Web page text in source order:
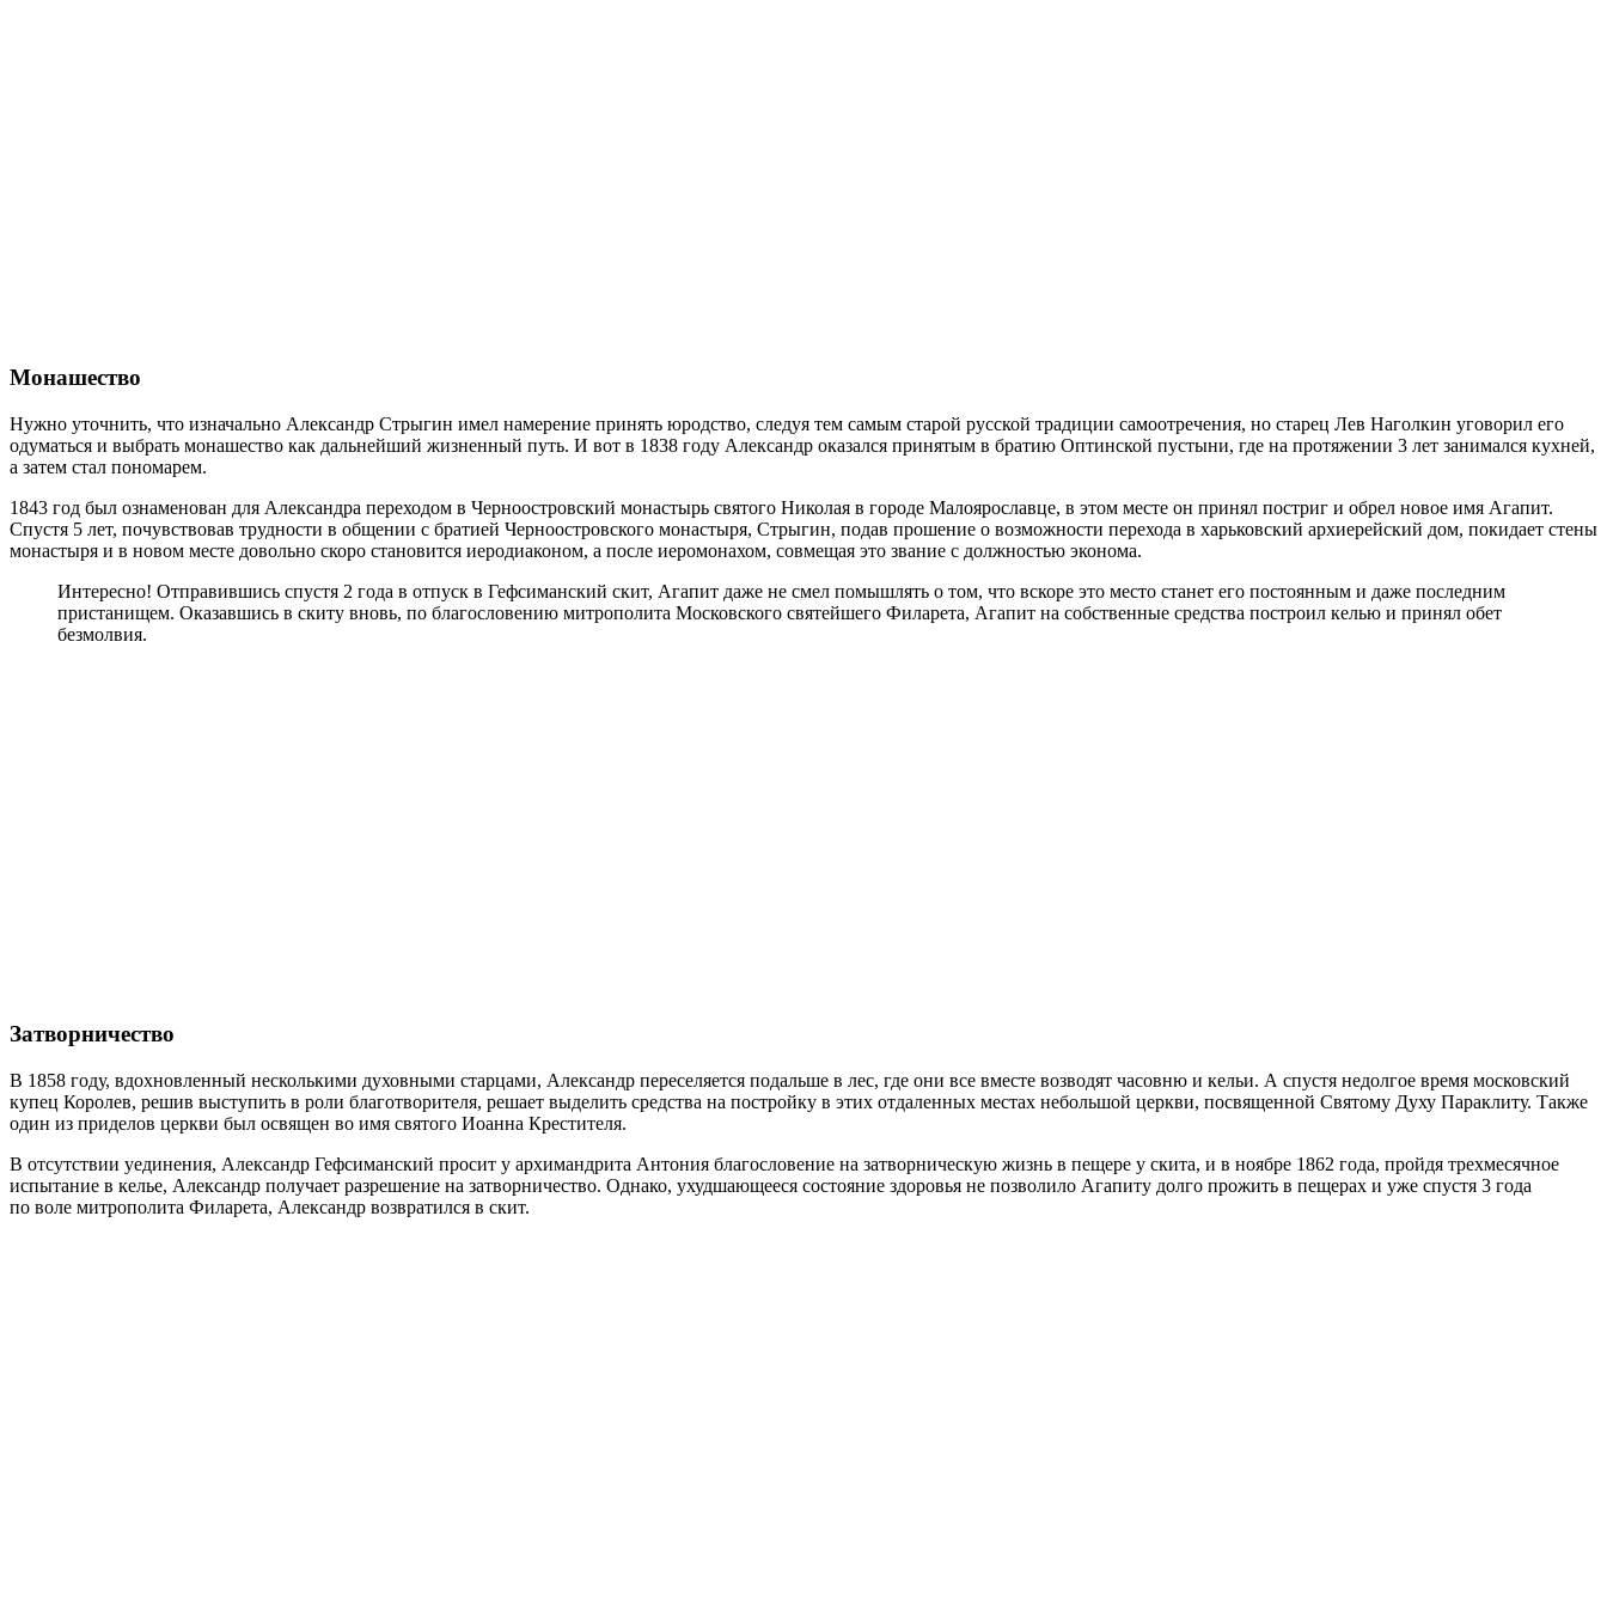
Монашество
Нужно уточнить, что изначально Александр Стрыгин имел намерение принять юродство, следуя тем самым старой русской традиции самоотречения, но старец Лев Наголкин уговорил его
одуматься и выбрать монашество как дальнейший жизненный путь. И вот в 1838 году Александр оказался принятым в братию Оптинской пустыни, где на протяжении 3 лет занимался кухней,
а затем стал пономарем.
1843 год был ознаменован для Александра переходом в Черноостровский монастырь святого Николая в городе Малоярославце, в этом месте он принял постриг и обрел новое имя Агапит.
Спустя 5 лет, почувствовав трудности в общении с братией Черноостровского монастыря, Стрыгин, подав прошение о возможности перехода в харьковский архиерейский дом, покидает стены
монастыря и в новом месте довольно скоро становится иеродиаконом, а после иеромонахом, совмещая это звание с должностью эконома.
Интересно! Отправившись спустя 2 года в отпуск в Гефсиманский скит, Агапит даже не смел помышлять о том, что вскоре это место станет его постоянным и даже последним
пристанищем. Оказавшись в скиту вновь, по благословению митрополита Московского святейшего Филарета, Агапит на собственные средства построил келью и принял обет
безмолвия.
Затворничество
В 1858 году, вдохновленный несколькими духовными старцами, Александр переселяется подальше в лес, где они все вместе возводят часовню и кельи. А спустя недолгое время московский
купец Королев, решив выступить в роли благотворителя, решает выделить средства на постройку в этих отдаленных местах небольшой церкви, посвященной Святому Духу Параклиту. Также
один из приделов церкви был освящен во имя святого Иоанна Крестителя.
В отсутствии уединения, Александр Гефсиманский просит у архимандрита Антония благословение на затворническую жизнь в пещере у скита, и в ноябре 1862 года, пройдя трехмесячное
испытание в келье, Александр получает разрешение на затворничество. Однако, ухудшающееся состояние здоровья не позволило Агапиту долго прожить в пещерах и уже спустя 3 года
по воле митрополита Филарета, Александр возвратился в скит.